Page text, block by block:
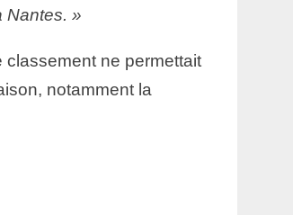
Nantes. »
classement ne permettait
notamment la